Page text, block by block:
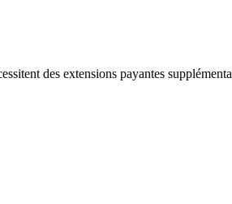
des extensions payantes